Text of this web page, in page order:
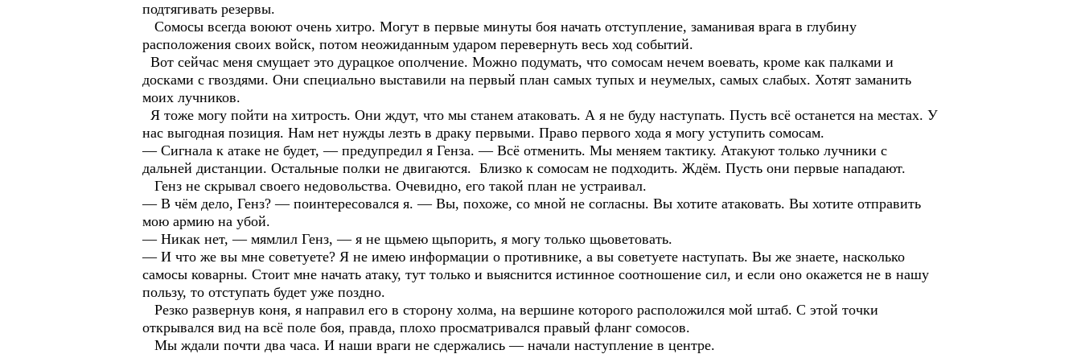
подтягивать резервы.
Сомосы всегда воюют очень хитро. Могут в первые минуты боя начать отступление, заманивая врага в глубину
расположения своих войск, потом неожиданным ударом перевернуть весь ход событий.
Вот сейчас меня смущает это дурацкое ополчение. Можно подумать, что сомосам нечем воевать, кроме как палками и
досками с гвоздями. Они специально выставили на первый план самых тупых и неумелых, самых слабых. Хотят заманить
моих лучников.
Я тоже могу пойти на хитрость. Они ждут, что мы станем атаковать. А я не буду наступать. Пусть всё останется на местах. У
нас выгодная позиция. Нам нет нужды лезть в драку первыми. Право первого хода я могу уступить сомосам.
— Сигнала к атаке не будет, — предупредил я Генза. — Всё отменить. Мы меняем тактику. Атакуют только лучники с
дальней дистанции. Остальные полки не двигаются. Близко к сомосам не подходить. Ждём. Пусть они первые нападают.
Генз не скрывал своего недовольства. Очевидно, его такой план не устраивал.
— В чём дело, Генз? — поинтересовался я. — Вы, похоже, со мной не согласны. Вы хотите атаковать. Вы хотите отправить
мою армию на убой.
— Никак нет, — мямлил Генз, — я не щьмею щьпорить, я могу только щьоветовать.
— И что же вы мне советуете? Я не имею информации о противнике, а вы советуете наступать. Вы же знаете, насколько
самосы коварны. Стоит мне начать атаку, тут только и выяснится истинное соотношение сил, и если оно окажется не в нашу
пользу, то отступать будет уже поздно.
Резко развернув коня, я направил его в сторону холма, на вершине которого расположился мой штаб. С этой точки
открывался вид на всё поле боя, правда, плохо просматривался правый фланг сомосов.
Мы ждали почти два часа. И наши враги не сдержались — начали наступление в центре.